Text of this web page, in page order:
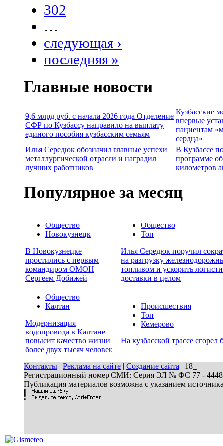
302
…
следующая ›
последняя »
Главные новости
9,6 млрд руб. с начала 2026 года Отделение
СФР по Кузбассу направило на выплату
единого пособия кузбасским семьям
Кузбасские
впервые
пациентам
сердца»
Илья Середюк обозначил главные успехи
металлургической отрасли и наградил
лучших работников
В Кузбассе
программе
километров
Популярное за месяц
Общество
Новокузнецк
В Новокузнецке
простились с первым
командиром ОМОН
Сергеем Добижей
Общество
Топ
Илья Середюк поручил
на разгрузку
топливом и ускорить
доставки в целом
Общество
Калтан
Модернизация
водопровода в Калтане
повысит качество жизни
более двух тысяч человек
Происшествия
Топ
Кемерово
На кузбасской трассе сгорел
Контакты | Реклама на сайте | Создание сайта | 18+
Регистрационный номер СМИ: Серия ЭЛ № ФС 77 - 44486
Публикация материалов возможна с указанием